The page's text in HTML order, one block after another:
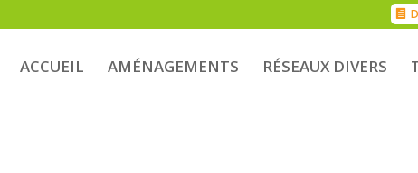
ACCUEIL AMÉNAGEMENTS RÉSEAUX DIVERS